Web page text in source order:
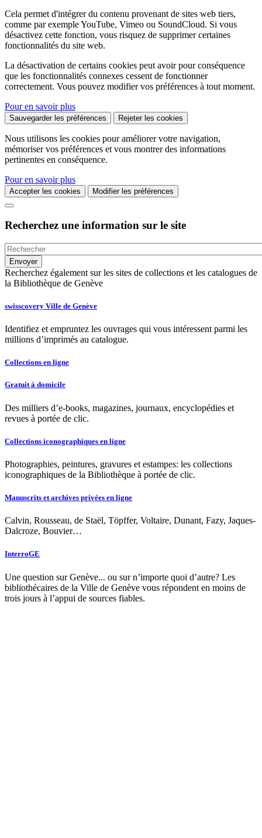
Cela permet d'intégrer du contenu provenant de sites web tiers,
comme par exemple YouTube, Vimeo ou SoundCloud. Si vous
désactivez cette fonction, vous risquez de supprimer certaines
fonctionnalités du site web.
La désactivation de certains cookies peut avoir pour conséquence
que les fonctionnalités connexes cessent de fonctionner
correctement. Vous pouvez modifier vos préférences à tout moment.
Pour en savoir plus
Sauvegarder les préférences Rejeter les cookies
Nous utilisons les cookies pour améliorer votre navigation,
mémoriser vos préférences et vous montrer des informations
pertinentes en conséquence.
Pour en savoir plus
Accepter les cookies Modifier les préférences
Recherchez une information sur le site
Recherchez également sur les sites de collections et les catalogues de
la Bibliothèque de Genève
swisscovery Ville de Genève
Identifiez et empruntez les ouvrages qui vous intéressent parmi les
millions d’imprimés au catalogue.
Collections en ligne
Gratuit à domicile
Des milliers d’e-books, magazines, journaux, encyclopédies et
revues à portée de clic.
Collections iconographiques en ligne
Photographies, peintures, gravures et estampes: les collections
iconographiques de la Bibliothèque à portée de clic.
Manuscrits et archives privées en ligne
Calvin, Rousseau, de Staël, Töpffer, Voltaire, Dunant, Fazy, Jaques-
Dalcroze, Bouvier…
InterroGE
Une question sur Genève... ou sur n’importe quoi d’autre? Les
bibliothécaires de la Ville de Genève vous répondent en moins de
trois jours à l’appui de sources fiables.